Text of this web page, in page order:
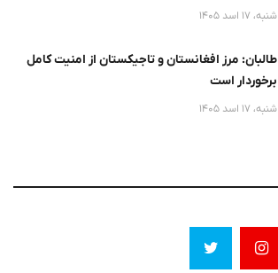
شنبه، 17 اسد 1405
طالبان: مرز افغانستان و تاجیکستان از امنیت کامل
برخوردار است
شنبه، 17 اسد 1405